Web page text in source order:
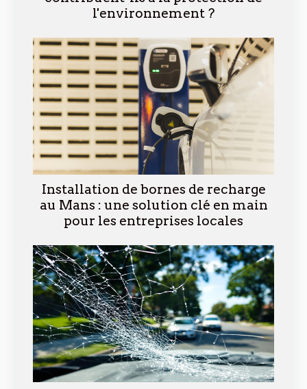
l'environnement ?
Installation de bornes de recharge
au Mans : une solution clé en main
pour les entreprises locales